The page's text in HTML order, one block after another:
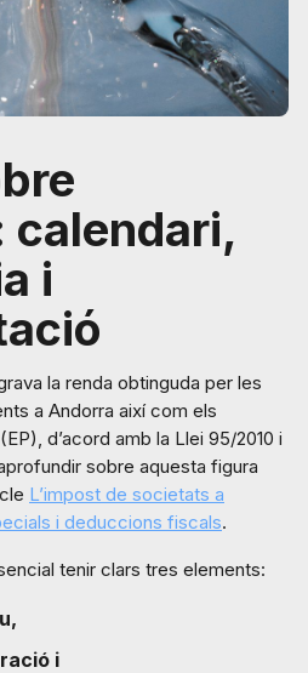
i
la renda obtinguda per les
a Andorra així com els
d’acord amb la Llei 95/2010 i
sobre aquesta figura
L’impost de societats a
i deduccions fiscals.
tenir clars tres elements:
i